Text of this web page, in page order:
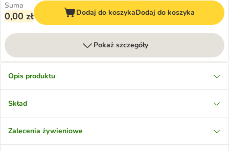
Suma
0,00 zł Dodaj do koszykaDodaj do koszyka
Pokaż szczegóły
Opis produktu
Skład
Zalecenia żywieniowe